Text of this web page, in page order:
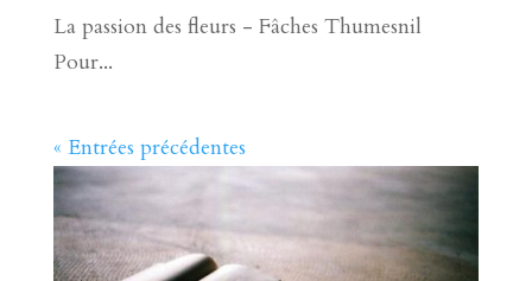
La passion des fleurs - Fâches Thumesnil
Pour...
« Entrées précédentes